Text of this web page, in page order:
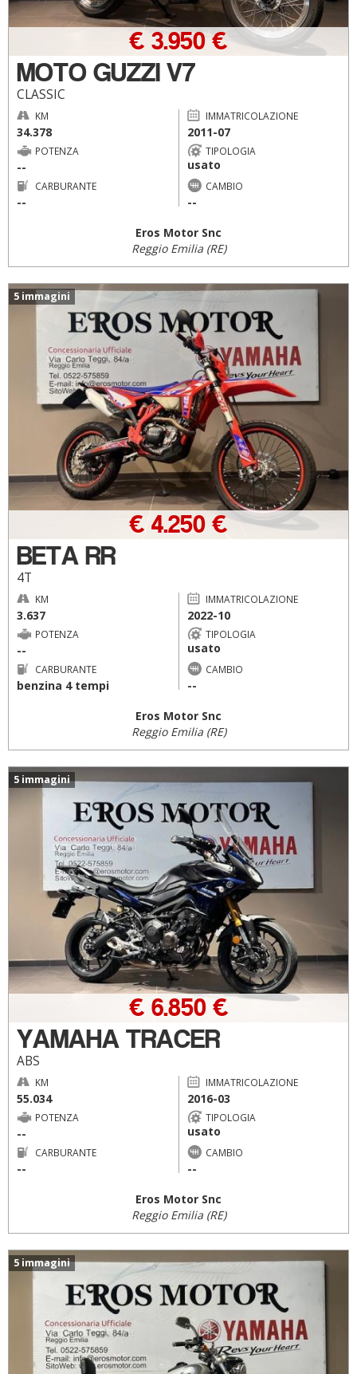
MOTO GUZZI V7
CLASSIC
€ 3.950 €
KM
34.378
IMMATRICOLAZIONE
2011-07
POTENZA
--
TIPOLOGIA
usato
CARBURANTE
--
CAMBIO
--
Eros Motor Snc
Reggio Emilia (RE)
5 immagini
BETA RR
4T
€ 4.250 €
KM
3.637
IMMATRICOLAZIONE
2022-10
POTENZA
--
TIPOLOGIA
usato
CARBURANTE
benzina 4 tempi
CAMBIO
--
Eros Motor Snc
Reggio Emilia (RE)
5 immagini
YAMAHA TRACER
ABS
€ 6.850 €
KM
55.034
IMMATRICOLAZIONE
2016-03
POTENZA
--
TIPOLOGIA
usato
CARBURANTE
--
CAMBIO
--
Eros Motor Snc
Reggio Emilia (RE)
5 immagini